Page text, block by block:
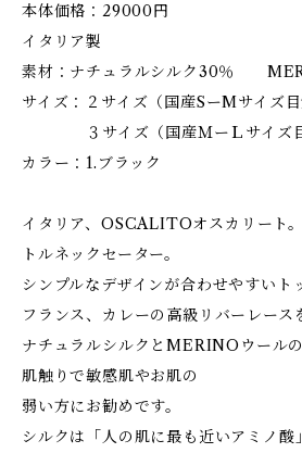
本体価格：29000円
イタリア製
素材：ナチュラルシルク30％
サイズ：２サイズ（国産SーMサイズ目
３サイズ（国産ＭーＬサイズ目
カラー：1.ブラック
イタリア、OSCALITOオスカリート
トルネックセーター。
シンプルなデザインが合わせやすいト
フランス、カレーの高級リバーレース
ナチュラルシルクとMERINOウール
肌触りで敏感肌やお肌の
弱い方にお勧めです。
シルクは「人の肌に最も近いアミノ酸